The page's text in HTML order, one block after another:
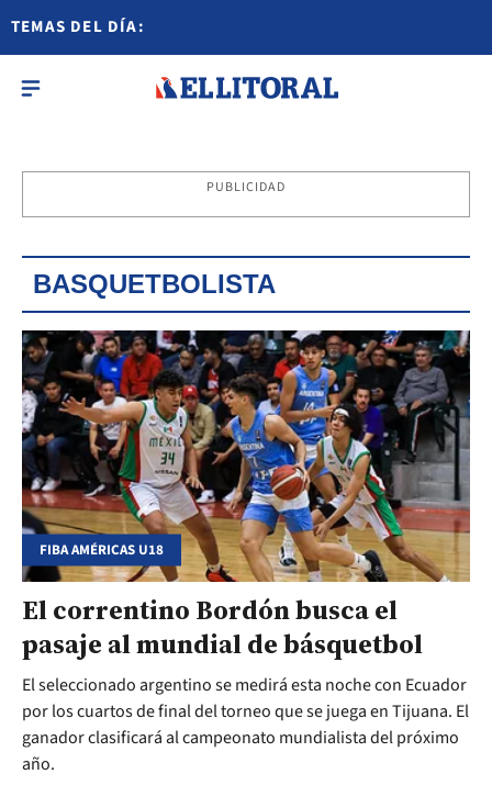
TEMAS DEL DÍA:
PUBLICIDAD
BASQUETBOLISTA
FIBA AMÉRICAS U18
El correntino Bordón busca el
pasaje al mundial de básquetbol
El seleccionado argentino se medirá esta noche con Ecuador
por los cuartos de final del torneo que se juega en Tijuana. El
ganador clasificará al campeonato mundialista del próximo
año.